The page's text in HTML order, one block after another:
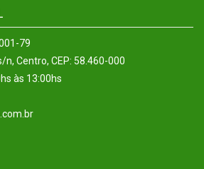
79
Centro, CEP: 58.460-000
às 13:00hs